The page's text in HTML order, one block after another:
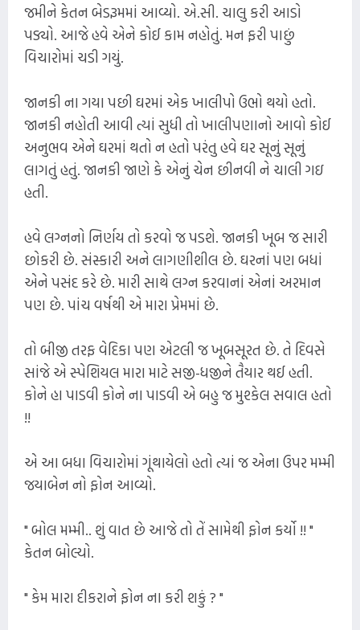
જમીને કેતન બેડરૂમમાં આવ્યો. એ.સી. ચાલુ કરી આડો
પડ્યો. આજે હવે એને કોઈ કામ નહોતું. મન ફરી પાછું
વિચારોમાં ચડી ગયું.
જાનકી ના ગયા પછી ઘરમાં એક ખાલીપો ઉભો થયો હતો.
જાનકી નહોતી આવી ત્યાં સુધી તો ખાલીપણાનો આવો કોઈ
અનુભવ એને ઘરમાં થતો ન હતો પરંતુ હવે ઘર સૂનું સૂનું
લાગતું હતું. જાનકી જાણે કે એનું ચેન છીનવી ને ચાલી ગઇ
હતી.
હવે લગ્નનો નિર્ણય તો કરવો જ પડશે. જાનકી ખૂબ જ સારી
છોકરી છે. સંસ્કારી અને લાગણીશીલ છે. ઘરનાં પણ બધાં
એને પસંદ કરે છે. મારી સાથે લગ્ન કરવાનાં એનાં અરમાન
પણ છે. પાંચ વર્ષથી એ મારા પ્રેમમાં છે.
તો બીજી તરફ વેદિકા પણ એટલી જ ખૂબસૂરત છે. તે દિવસે
સાંજે એ સ્પેશિયલ મારા માટે સજી-ધજીને તૈયાર થઈ હતી.
કોને હા પાડવી કોને ના પાડવી એ બહુ જ મુશ્કેલ સવાલ હતો
!!
એ આ બધા વિચારોમાં ગૂંથાયેલો હતો ત્યાં જ એના ઉપર મમ્મી
જયાબેન નો ફોન આવ્યો.
" બોલ મમ્મી.. શું વાત છે આજે તો તેં સામેથી ફોન કર્યો !! "
કેતન બોલ્યો.
" કેમ મારા દીકરાને ફોન ના કરી શકું ? "